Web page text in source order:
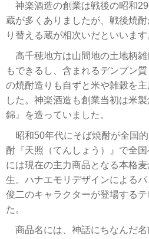
神楽酒造の創業は戦後の昭和
蔵が多くありましたが、戦後焼
り替える蔵が相次いだといいます
高千穂地方は山間地の土地柄
もできるし、含まれるデンプン
の焼酎造りも自ずと米や雑穀を
した。神楽酒造も創業当初は米
錦』を造っていました。
昭和50年代にそば焼酎が全国
酎『天照（てんしょう）』で全
には現在の主力商品となる本格
生。ハナエモリデザインによる
俊二のキャラクターが登場する
た。
商品名には、神話にちなんだ